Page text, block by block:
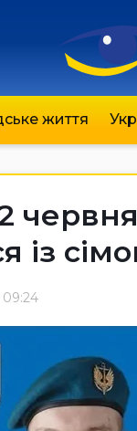
життя
із
09:24